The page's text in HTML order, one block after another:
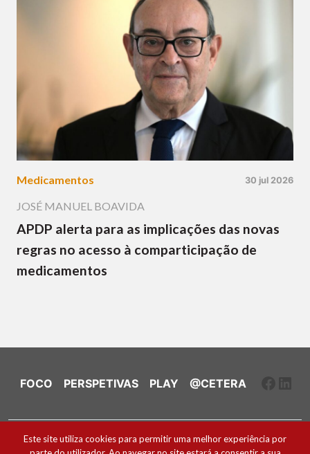
Medicamentos 30 jul 2026
JOSÉ MANUEL BOAVIDA
APDP alerta para as implicações das novas
regras no acesso à comparticipação de
medicamentos
FOCO PERSPETIVAS PLAY @CETERA
Ficha Técnica e Estatuto Editorial
Este site utiliza cookies para permitir uma melhor experiência por